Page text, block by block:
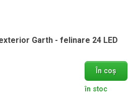
Garth - felinare 24 LED
În coș
în stoc